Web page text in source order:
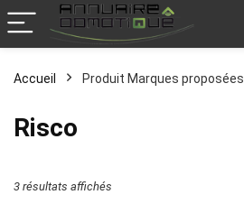
Accueil Produit Marques proposées
Risco
3 résultats affichés